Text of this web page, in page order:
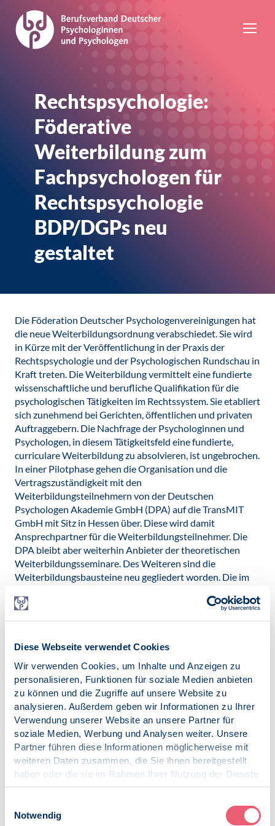
Diese Webseite verwendet Cookies
Wir verwenden Cookies, um Inhalte und Anzeigen zu
personalisieren, Funktionen für soziale Medien anbieten
zu können und die Zugriffe auf unsere Website zu
analysieren. Außerdem geben wir Informationen zu Ihrer
Verwendung unserer Website an unsere Partner für
soziale Medien, Werbung und Analysen weiter. Unsere
Partner führen diese Informationen möglicherweise mit
weiteren Daten zusammen, die Sie ihnen bereitgestellt
haben oder die sie im Rahmen Ihrer Nutzung der Dienste
gesammelt haben.
Notwendig
Rechtspsychologie:
Föderative
Weiterbildung zum
Fachpsychologen für
Rechtspsychologie
BDP/DGPs neu
gestaltet
Die Föderation Deutscher Psychologenvereinigungen hat
die neue Weiterbildungsordnung verabschiedet. Sie wird
in Kürze mit der Veröffentlichung in der Praxis der
Rechtspsychologie und der Psychologischen Rundschau in
Kraft treten. Die Weiterbildung vermittelt eine fundierte
wissenschaftliche und berufliche Qualifikation für die
psychologischen Tätigkeiten im Rechtssystem. Sie etabliert
sich zunehmend bei Gerichten, öffentlichen und privaten
Auftraggebern. Die Nachfrage der Psychologinnen und
Psychologen, in diesem Tätigkeitsfeld eine fundierte,
curriculare Weiterbildung zu absolvieren, ist ungebrochen.
In einer Pilotphase gehen die Organisation und die
Vertragszuständigkeit mit den
Weiterbildungsteilnehmern von der Deutschen
Psychologen Akademie GmbH (DPA) auf die TransMIT
GmbH mit Sitz in Hessen über. Diese wird damit
Ansprechpartner für die Weiterbildungsteilnehmer. Die
DPA bleibt aber weiterhin Anbieter der theoretischen
Weiterbildungsseminare. Des Weiteren sind die
Weiterbildungsbausteine neu gegliedert worden. Die im
sondern nur noch aus zwei der sechs
Konkretisiert wurde weiterhin die
Rechtspsychologie müssen zum Erhalt ihres Zertifikats
innerhalb von fünf Jahren 200 Stunden Fortbildung
nachweisen.
Veröffentlicht am:
18.07.2013